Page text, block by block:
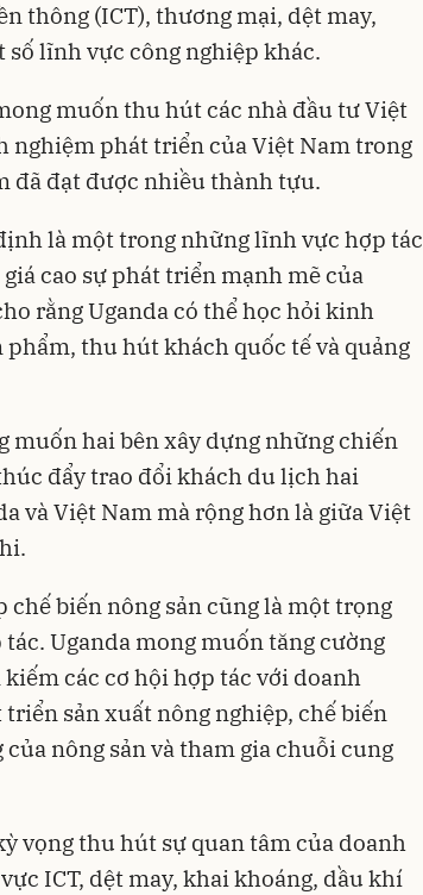
thông (ICT), thương mại, dệt may,
lĩnh vực công nghiệp khác.
muốn thu hút các nhà đầu tư Việt
nghiệm phát triển của Việt Nam trong
đã đạt được nhiều thành tựu.
là một trong những lĩnh vực hợp tác
cao sự phát triển mạnh mẽ của
rằng Uganda có thể học hỏi kinh
thu hút khách quốc tế và quảng
muốn hai bên xây dựng những chiến
đẩy trao đổi khách du lịch hai
và Việt Nam mà rộng hơn là giữa Việt
chế biến nông sản cũng là một trọng
Uganda mong muốn tăng cường
các cơ hội hợp tác với doanh
sản xuất nông nghiệp, chế biến
của nông sản và tham gia chuỗi cung
vọng thu hút sự quan tâm của doanh
ICT, dệt may, khai khoáng, dầu khí